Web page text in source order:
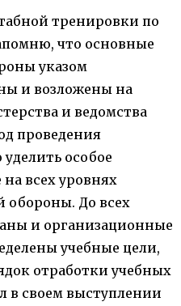
тренировки по
что основные
указом
и возложены на
и ведомства
проведения
особое
всех уровнях
обороны. До всех
и организационные
учебные цели,
отработки учебных
в своем выступлении